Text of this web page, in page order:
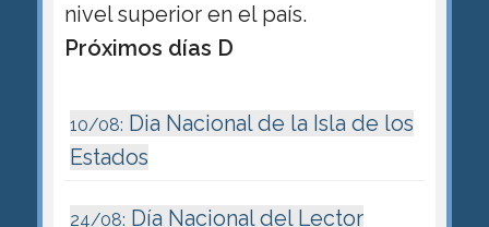
nivel superior en el país.
Próximos días D
10/08: Dia Nacional de la Isla de los
Estados
24/08: Día Nacional del Lector